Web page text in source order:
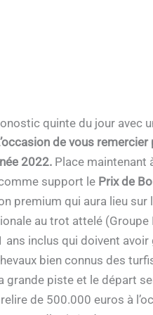
quinte du jour avec
de vous
2022. Place maintenant
support le Prix de
premium qui aura lieu sur
au trot attelé
inclus qui doivent
bien connus des
piste et le départ
de 500.000 euros à